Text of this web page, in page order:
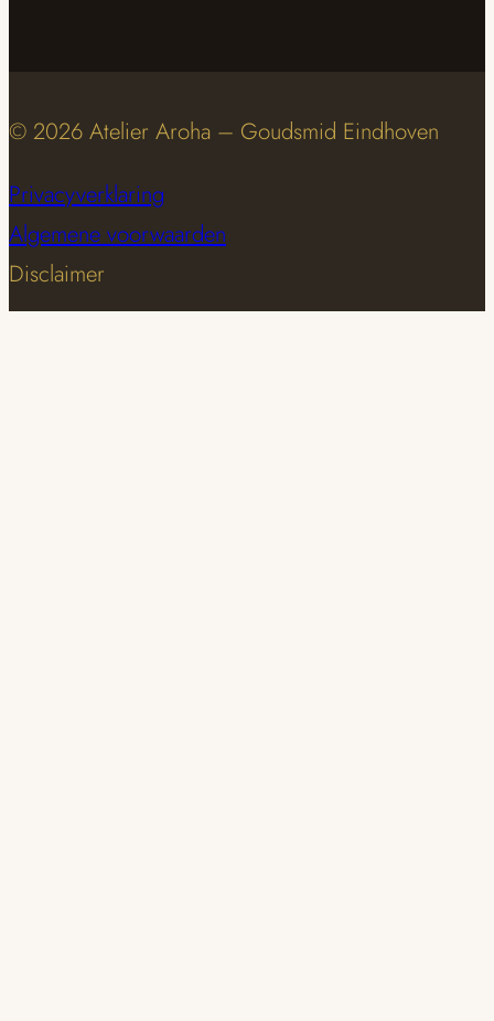
© 2026 Atelier Aroha – Goudsmid Eindhoven
Privacyverklaring
Algemene voorwaarden
Disclaimer